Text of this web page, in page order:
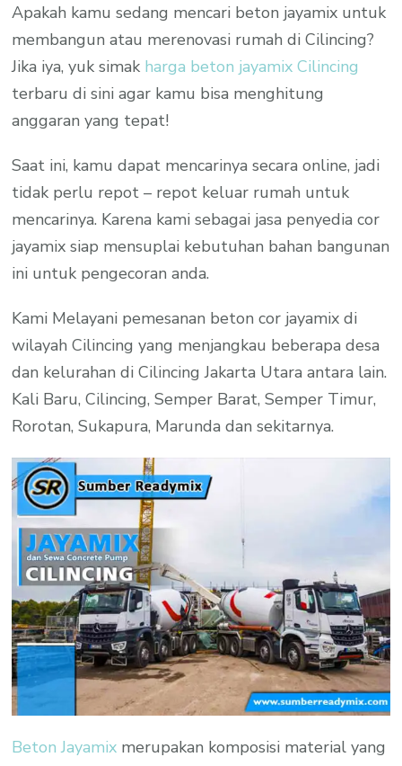
Apakah kamu sedang mencari beton jayamix untuk
membangun atau merenovasi rumah di Cilincing?
Jika iya, yuk simak harga beton jayamix Cilincing
terbaru di sini agar kamu bisa menghitung
anggaran yang tepat!
Saat ini, kamu dapat mencarinya secara online, jadi
tidak perlu repot – repot keluar rumah untuk
mencarinya. Karena kami sebagai jasa penyedia cor
jayamix siap mensuplai kebutuhan bahan bangunan
ini untuk pengecoran anda.
Kami Melayani pemesanan beton cor jayamix di
wilayah Cilincing yang menjangkau beberapa desa
dan kelurahan di Cilincing Jakarta Utara antara lain.
Kali Baru, Cilincing, Semper Barat, Semper Timur,
Rorotan, Sukapura, Marunda dan sekitarnya.
Beton Jayamix merupakan komposisi material yang